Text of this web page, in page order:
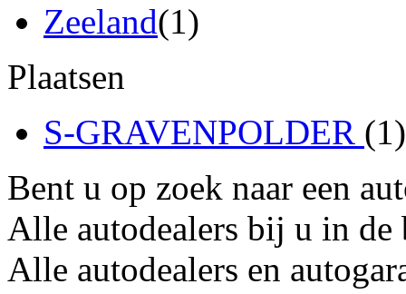
Zeeland(1)
Plaatsen
S-GRAVENPOLDER (1)
Bent u op zoek naar een
Alle autodealers bij u in
Alle autodealers en